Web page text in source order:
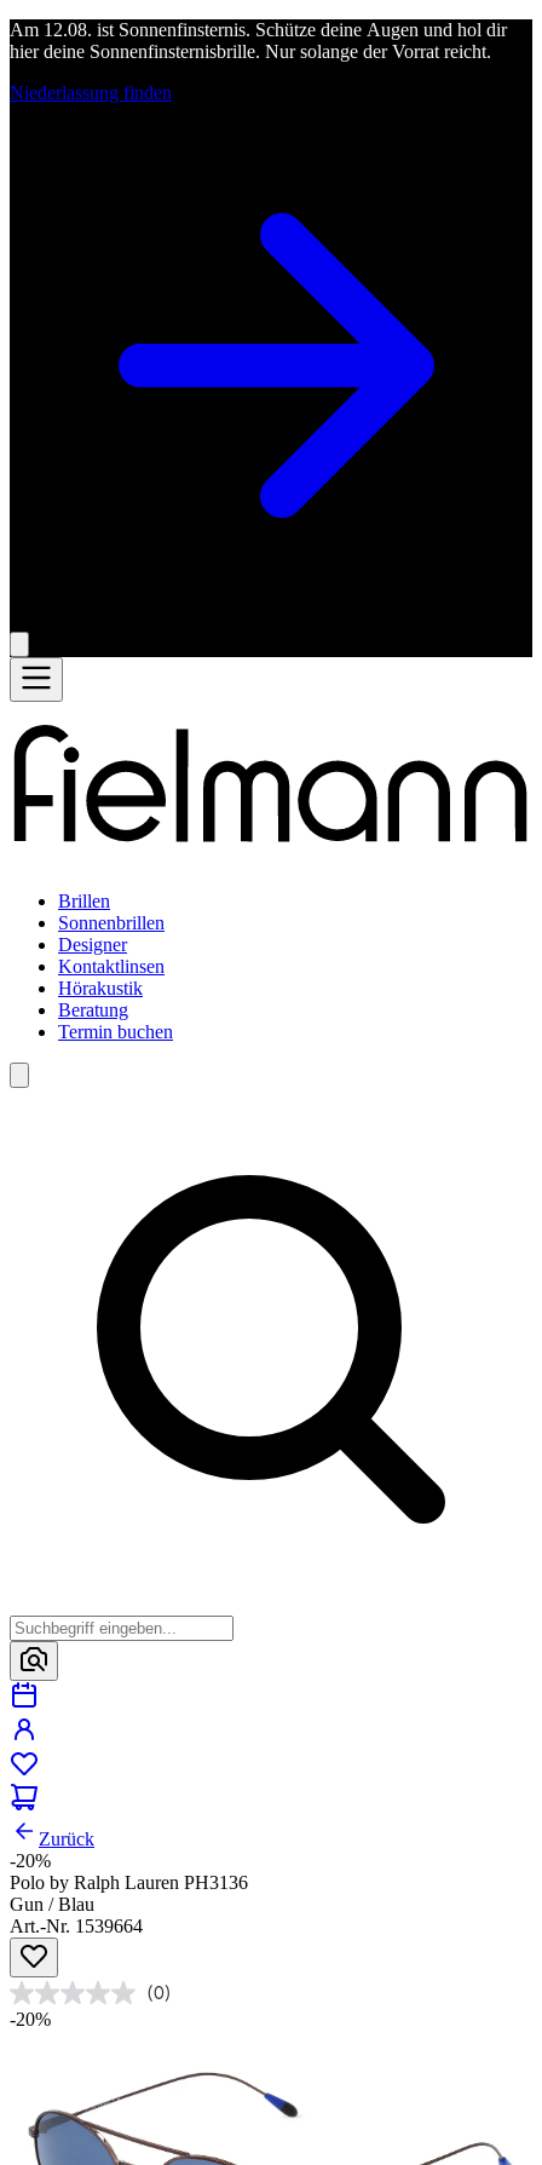
Am 12.08. ist Sonnenfinsternis. Schütze deine Augen und hol dir
hier deine Sonnenfinsternisbrille. Nur solange der Vorrat reicht.
Niederlassung finden
Brillen
Sonnenbrillen
Designer
Kontaktlinsen
Hörakustik
Beratung
Termin buchen
Zurück
-20%
Polo by Ralph Lauren PH3136
Gun / Blau
Art.-Nr. 1539664
(0)
-20%